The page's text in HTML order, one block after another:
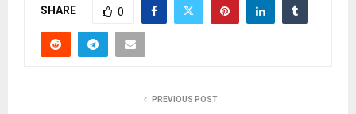
SHARE 0
PREVIOUS POST